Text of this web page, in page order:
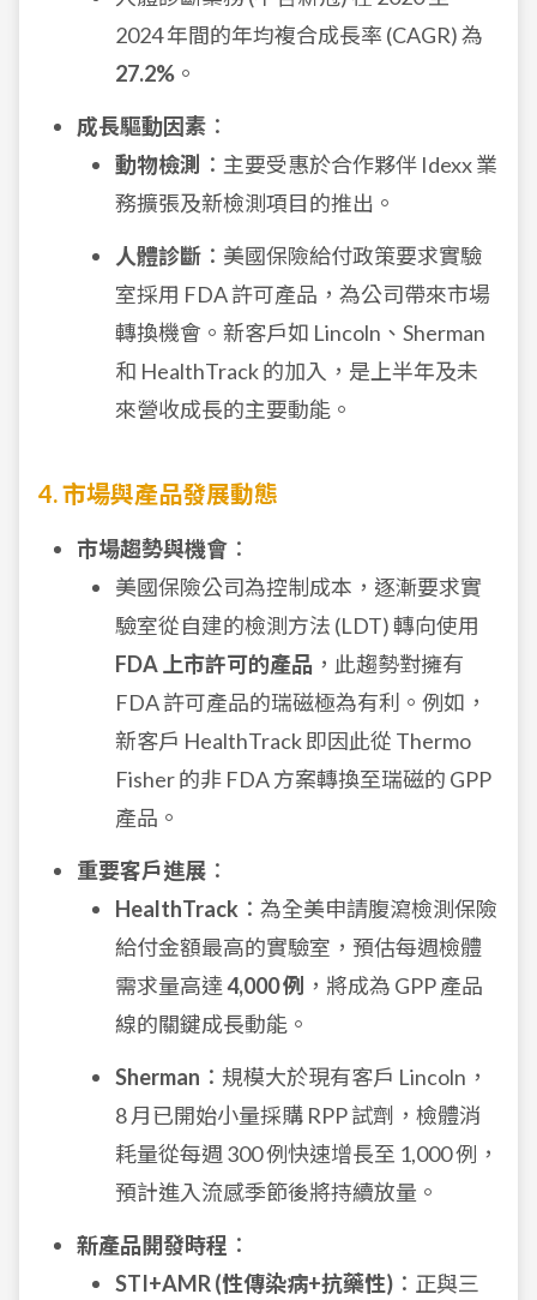
2024 年間的年均複合成長率 (CAGR) 為
27.2% 。
成長驅動因素 ：
動物檢測 ：主要受惠於合作夥伴 Idexx 業
務擴張及新檢測項目的推出。
人體診斷 ：美國保險給付政策要求實驗
室採用 FDA 許可產品，為公司帶來市場
轉換機會。新客戶如 Lincoln、Sherman
和 HealthTrack 的加入，是上半年及未
來營收成長的主要動能。
4. 市場與產品發展動態
市場趨勢與機會 ：
美國保險公司為控制成本，逐漸要求實
驗室從自建的檢測方法 (LDT) 轉向使用
FDA 上市許可的產品 ，此趨勢對擁有
FDA 許可產品的瑞磁極為有利。例如，
新客戶 HealthTrack 即因此從 Thermo
Fisher 的非 FDA 方案轉換至瑞磁的 GPP
產品。
重要客戶進展 ：
HealthTrack ：為全美申請腹瀉檢測保險
給付金額最高的實驗室，預估每週檢體
需求量高達4,000 例 ，將成為 GPP 產品
線的關鍵成長動能。
Sherman ：規模大於現有客戶 Lincoln，
8 月已開始小量採購 RPP 試劑，檢體消
耗量從每週 300 例快速增長至 1,000 例，
預計進入流感季節後將持續放量。
新產品開發時程 ：
STI+AMR (性傳染病+抗藥性) ：正與三